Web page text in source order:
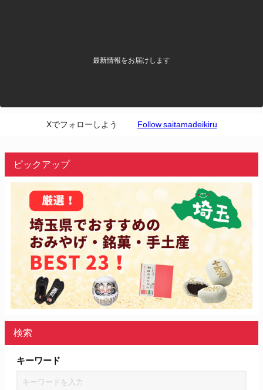
最新情報をお届けします
Xでフォローしよう Follow saitamadeikiru
ピックアップ
検索
キーワード